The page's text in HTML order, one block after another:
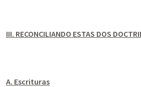
III. RECONCILIANDO ESTAS DOS
A. Escrituras